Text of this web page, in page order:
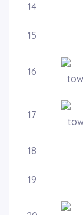
14
15
16
17
18
19